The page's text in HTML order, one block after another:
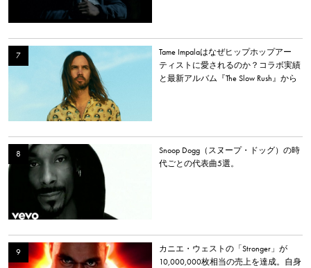
Tame Impalaはなぜヒップホップアー
ティストに愛されるのか？コラボ実績
と最新アルバム『The Slow Rush』から
Snoop Dogg（スヌープ・ドッグ）の時
代ごとの代表曲5選。
カニエ・ウェストの「Stronger」が
10,000,000枚相当の売上を達成。自身